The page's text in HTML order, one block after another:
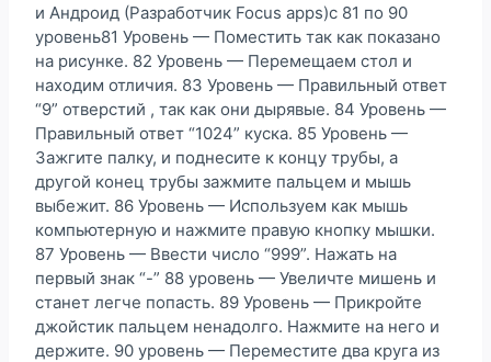
и Андроид (Разработчик Focus apps)с 81 по 90
уровень81 Уровень — Поместить так как показано
на рисунке. 82 Уровень — Перемещаем стол и
находим отличия. 83 Уровень — Правильный ответ
“9” отверстий , так как они дырявые. 84 Уровень —
Правильный ответ “1024” куска. 85 Уровень —
Зажгите палку, и поднесите к концу трубы, а
другой конец трубы зажмите пальцем и мышь
выбежит. 86 Уровень — Используем как мышь
компьютерную и нажмите правую кнопку мышки.
87 Уровень — Ввести число “999”. Нажать на
первый знак “-” 88 уровень — Увеличте мишень и
станет легче попасть. 89 Уровень — Прикройте
джойстик пальцем ненадолго. Нажмите на него и
держите. 90 уровень — Переместите два круга из